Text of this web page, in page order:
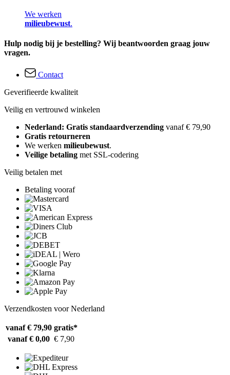
We werken
milieubewust.
Hulp nodig bij je bestelling? Wij beantwoorden graag jouw
vragen.
Contact
Geverifieerde kwaliteit
Veilig en vertrouwd winkelen
Nederland: Gratis standaardverzending vanaf € 79,90
Gratis retourneren
We werken milieubewust.
Veilige betaling met SSL-codering
Veilig betalen met
Betaling vooraf
Verzendkosten voor Nederland
vanaf € 79,90 gratis*
vanaf € 0,00 € 7,90